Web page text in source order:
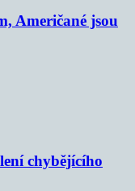
Američané jsou
chybějícího